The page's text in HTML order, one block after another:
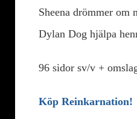
Sheena drömmer
Dylan Dog hjälpa
96 sidor sv/v +
Köp Reinkarnation!